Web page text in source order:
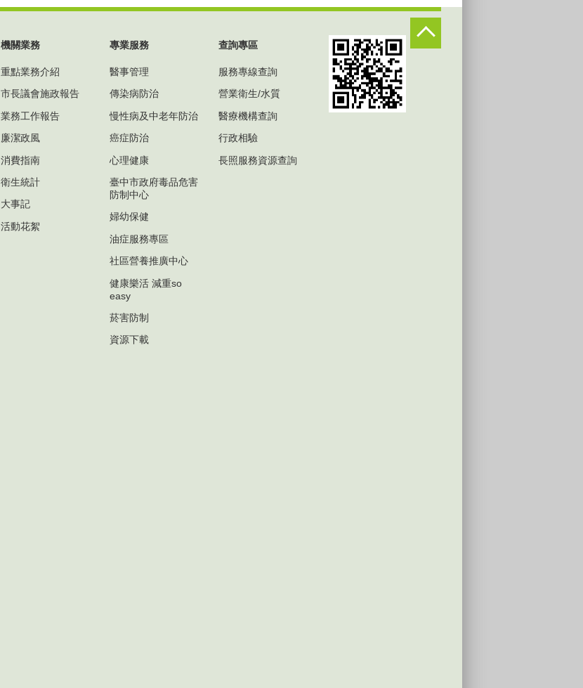
機關業務
重點業務介紹
市長議會施政報告
業務工作報告
廉潔政風
消費指南
衛生統計
大事記
活動花絮
專業服務
醫事管理
傳染病防治
慢性病及中老年防治
癌症防治
心理健康
臺中市政府毒品危害
防制中心
婦幼保健
油症服務專區
社區營養推廣中心
健康樂活 減重so
easy
菸害防制
資源下載
查詢專區
服務專線查詢
營業衛生/水質
醫療機構查詢
行政相驗
長照服務資源查詢